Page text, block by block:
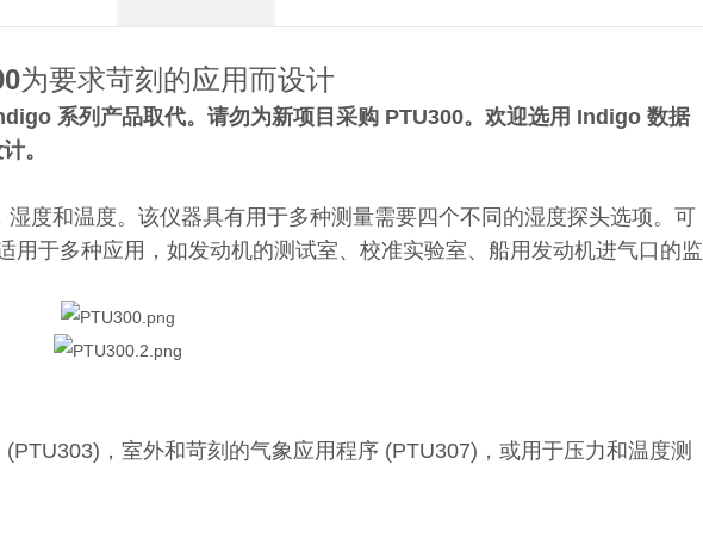
为要求苛刻的应用而设计
系列产品取代。请勿为新项目采购 PTU300。欢迎选用 Indigo 数据
。
度和温度。该仪器具有用于多种测量需要四个不同的湿度探头选项。可
用于多种应用，如发动机的测试室、校准实验室、船用发动机进气口的监
，室外和苛刻的气象应用程序 (PTU307)，或用于压力和温度测